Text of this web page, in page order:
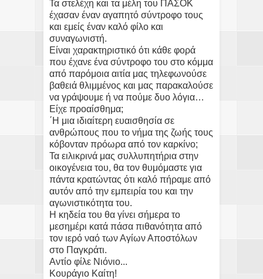
Τα στελέχη και τα μέλη του ΠΑΣΟΚ
έχασαν έναν αγαπητό σύντροφο τους
και εμείς έναν καλό φίλο και
συναγωνιστή.
Είναι χαρακτηριστικό ότι κάθε φορά
που έχανε ένα σύντροφο του στο κόμμα
από παρόμοια αιτία μας τηλεφωνούσε
βαθειά θλιμμένος και μας παρακαλούσε
να γράψουμε ή να πούμε δυο λόγια…
Είχε προαίσθημα;
΄Η μια ιδιαίτερη ευαισθησία σε
ανθρώπους που το νήμα της ζωής τους
κόβονταν πρόωρα από τον καρκίνο;
Τα ειλικρινά μας συλλυπητήρια στην
οικογένεια του, θα τον θυμόμαστε για
πάντα κρατώντας ότι καλό πήραμε από
αυτόν από την εμπειρία του και την
αγωνιστικότητα του.
Η κηδεία του θα γίνει σήμερα το
μεσημέρι κατά πάσα πιθανότητα από
τον ιερό ναό των Αγίων Αποστόλων
στο Παγκράτι.
Αντίο φίλε Νιόνιο...
Κουράγιο Καίτη!